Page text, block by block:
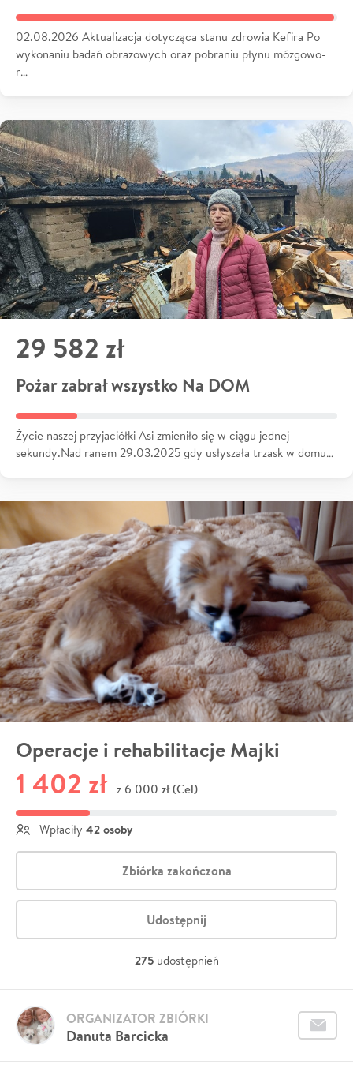
02.08.2026 Aktualizacja dotycząca stanu zdrowia Kefira Po
wykonaniu badań obrazowych oraz pobraniu płynu mózgowo-
r…
29 582 zł
Pożar zabrał wszystko Na DOM
Życie naszej przyjaciółki Asi zmieniło się w ciągu jednej
sekundy.Nad ranem 29.03.2025 gdy usłyszała trzask w domu…
Operacje i rehabilitacje Majki
1 402 zł z 6 000 zł (Cel)
Wpłaciły 42 osoby
Zbiórka zakończona
Udostępnij
275 udostępnień
Danuta Barcicka
ORGANIZATOR ZBIÓRKI